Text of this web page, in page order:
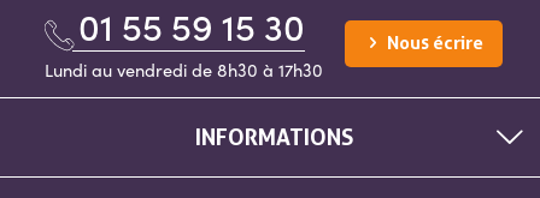
01 55 59 15 30
Lundi au vendredi de 8h30 à 17h30
Nous écrire
INFORMATIONS